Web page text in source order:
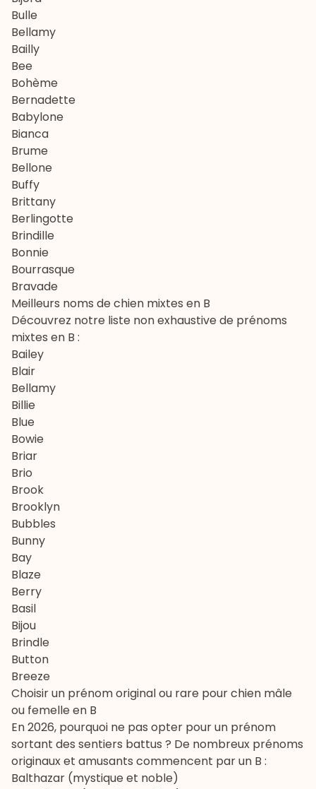
Bulle
Bellamy
Bailly
Bee
Bohème
Bernadette
Babylone
Bianca
Brume
Bellone
Buffy
Brittany
Berlingotte
Brindille
Bonnie
Bourrasque
Bravade
Meilleurs noms de chien mixtes en B
Découvrez notre liste non exhaustive de prénoms
mixtes en B :
Bailey
Blair
Bellamy
Billie
Blue
Bowie
Briar
Brio
Brook
Brooklyn
Bubbles
Bunny
Bay
Blaze
Berry
Basil
Bijou
Brindle
Button
Breeze
Choisir un prénom original ou rare pour chien mâle
ou femelle en B
En 2026, pourquoi ne pas opter pour un prénom
sortant des sentiers battus ? De nombreux prénoms
originaux et amusants commencent par un B :
Balthazar (mystique et noble)